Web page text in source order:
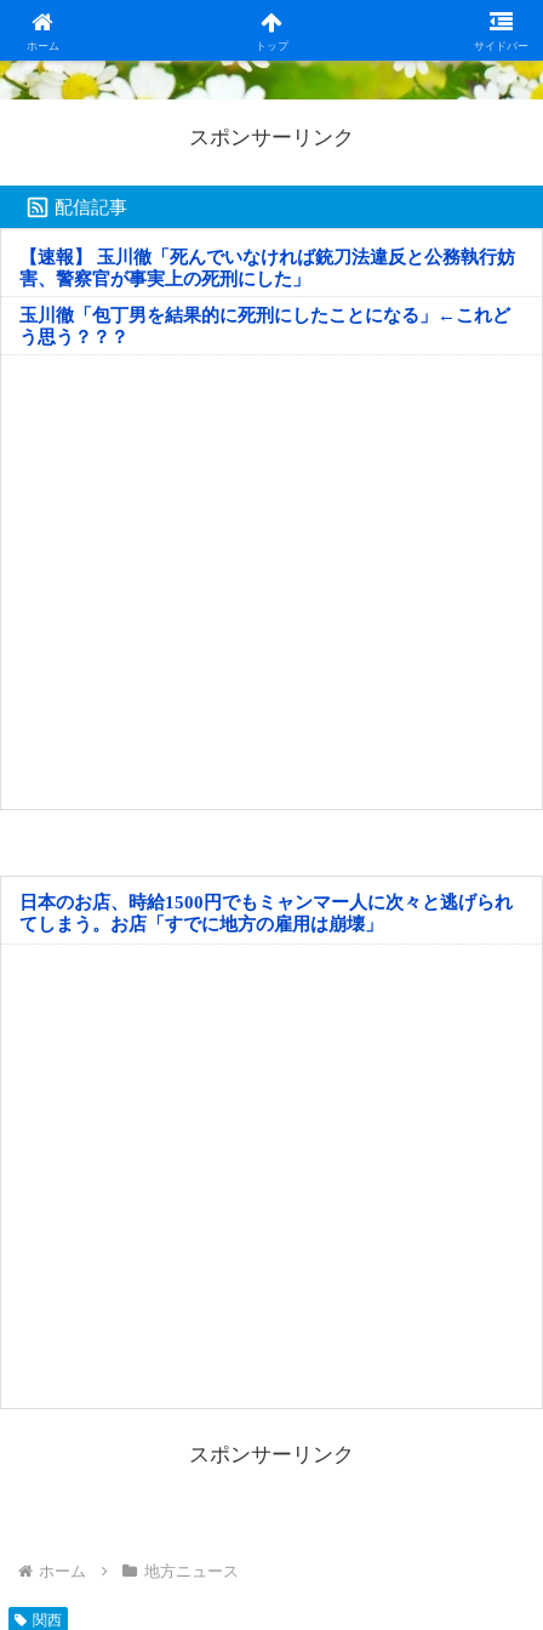
ホーム トップ サイドバー
日本第一！ニュース録
スポンサーリンク
配信記事
【速報】 玉川徹「死んでいなければ銃刀法違反と公務執行妨
害、警察官が事実上の死刑にした」
玉川徹「包丁男を結果的に死刑にしたことになる」←これど
う思う？？？
日本のお店、時給1500円でもミャンマー人に次々と逃げられ
てしまう。お店「すでに地方の雇用は崩壊」
スポンサーリンク
ホーム 地方ニュース
関西